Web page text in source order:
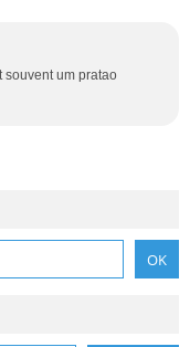
souvent um pratao